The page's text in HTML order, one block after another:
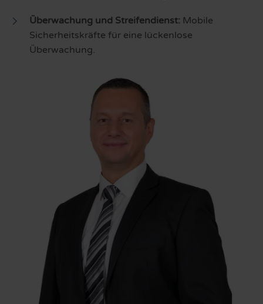
Überwachung und Streifendienst: Mobile
Sicherheitskräfte für eine lückenlose
Überwachung.